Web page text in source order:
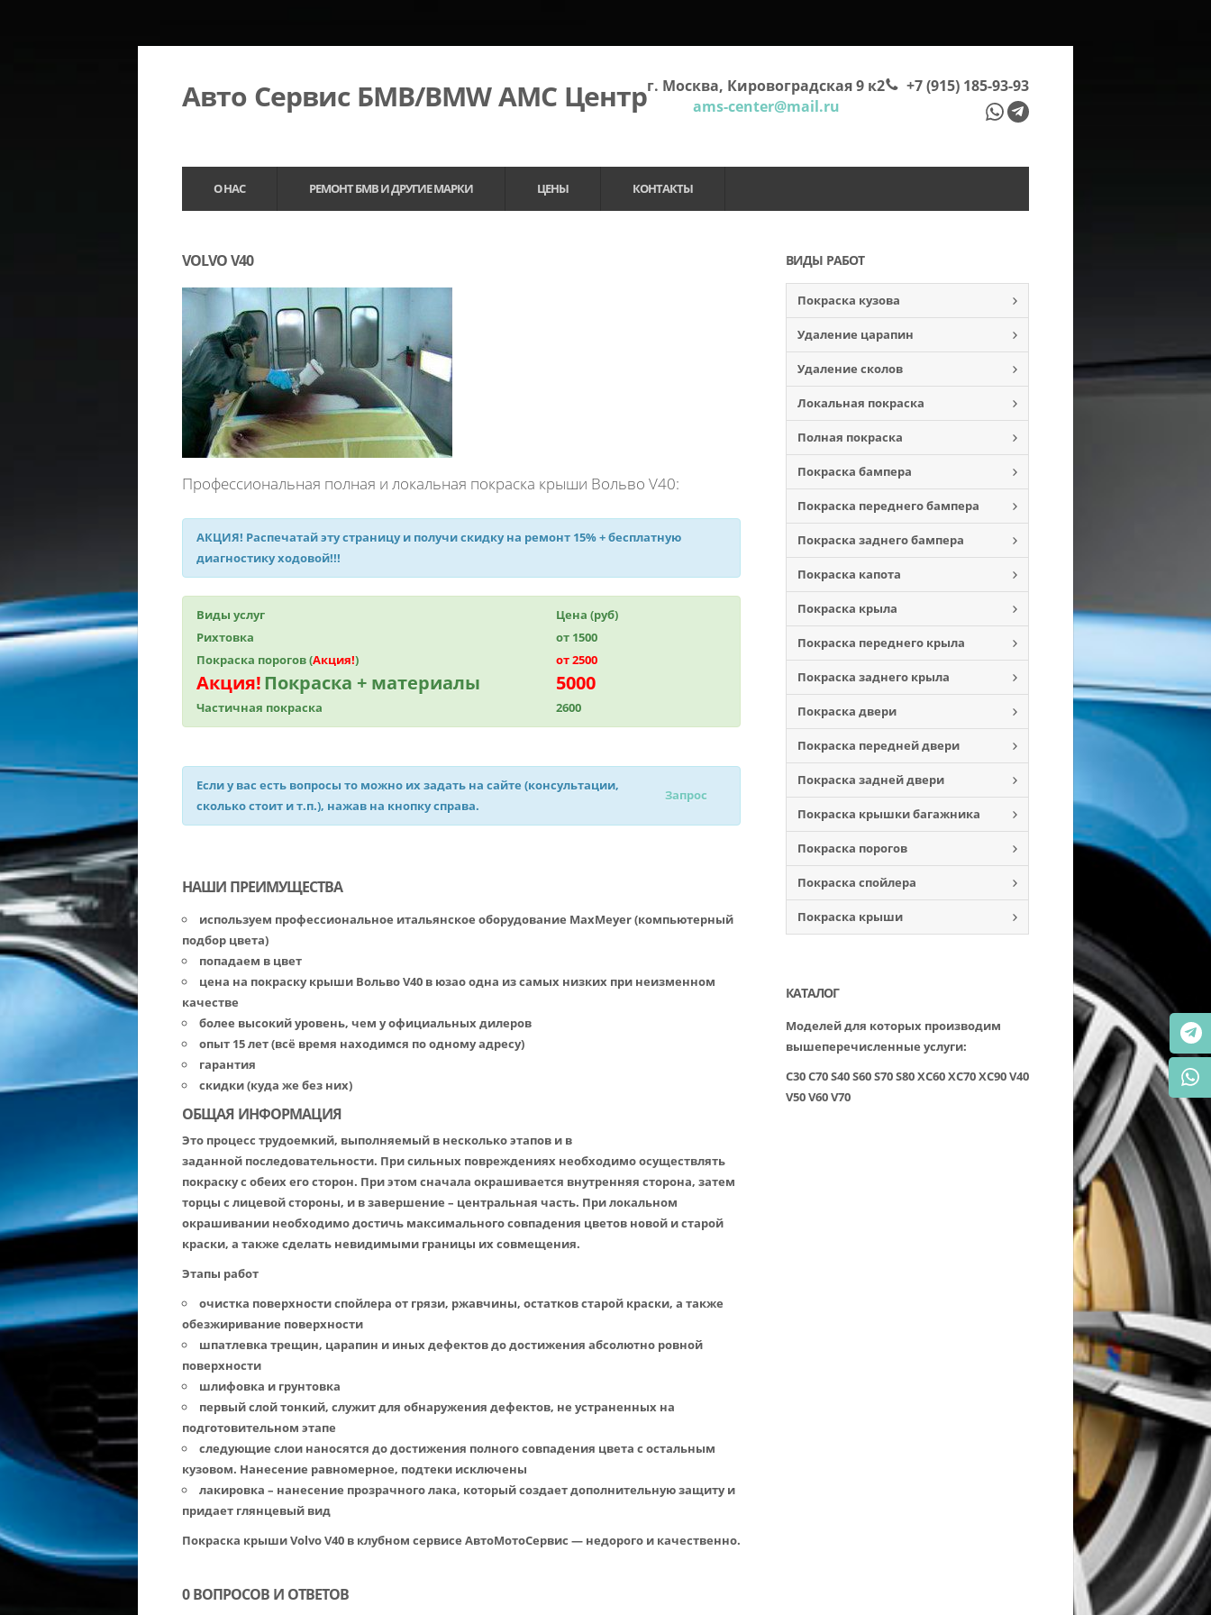
Авто Сервис БМВ/BMW АМС Центр +7 (915) 185-93-93
г. Москва, Кировоградская 9 к2
ams-center@mail.ru
О НАС РЕМОНТ БМВ И ДРУГИЕ МАРКИ ЦЕНЫ КОНТАКТЫ
VOLVO V40
Профессиональная полная и локальная покраска крыши Вольво V40:
АКЦИЯ! Распечатай эту страницу и получискидку на ремонт 15%+ бесплатную
диагностику ходовой!!!
Виды услуг
Цена (руб)
Рихтовка
от 1500
Покраска порогов (Акция!) от 2500
Акция!Покраска + материалы 5000
Частичная покраска 2600
Если у вас есть вопросы то можно их задать на сайте (консультации,
сколько стоит и т.п.), нажав на кнопку справа.
Запрос
НАШИ ПРЕИМУЩЕСТВА
используем профессиональное итальянское оборудование MaxMeyer (компьютерный
подбор цвета)
попадаем в цвет
цена на покраску крыши Вольво V40 в юзао одна из самых низких при неизменном
качестве
более высокий уровень, чем у официальных дилеров
опыт 15 лет (всё время находимся по одному адресу)
гарантия
скидки (куда же без них)
ОБЩАЯ ИНФОРМАЦИЯ
Это процесс трудоемкий, выполняемый в несколько этапов и в
заданной последовательности. При сильных повреждениях необходимо осуществлять
покраску с обеих его сторон. При этом сначала окрашивается внутренняя сторона, затем
торцы с лицевой стороны, и в завершение – центральная часть. При локальном
окрашивании необходимо достичь максимального совпадения цветов новой и старой
краски, а также сделать невидимыми границы их совмещения.
Этапы работ
очистка поверхности спойлера от грязи, ржавчины, остатков старой краски, а также
обезжиривание поверхности
шпатлевка трещин, царапин и иных дефектов до достижения абсолютно ровной
поверхности
шлифовка и грунтовка
первый слой тонкий, служит для обнаружения дефектов, не устраненных на
подготовительном этапе
следующие слои наносятся до достижения полного совпадения цвета с остальным
кузовом. Нанесение равномерное, подтеки исключены
лакировка – нанесение прозрачного лака, который создает дополнительную защиту и
придает глянцевый вид
Покраска крыши Volvo V40 в клубном сервисе АвтоМотоСервис — недорого и качественно.
ВИДЫ РАБОТ
Покраска кузова
Удаление царапин
Удаление сколов
Локальная покраска
Полная покраска
Покраска бампера
Покраска переднего бампера
Покраска заднего бампера
Покраска капота
Покраска крыла
Покраска переднего крыла
Покраска заднего крыла
Покраска двери
Покраска передней двери
Покраска задней двери
Покраска крышки багажника
Покраска порогов
Покраска спойлера
Покраска крыши
КАТАЛОГ
Моделей для которых производим
вышеперечисленные услуги:
C30C70S40S60S70S80XC60XC70XC90V40
V50V60V70
0 ВОПРОСОВ И ОТВЕТОВ